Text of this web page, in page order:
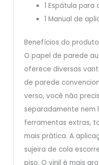
1 Espátula para
1 Manual de
Benefícios do produto
O papel de parede
oferece diversas
de parede
verso, você não
separadamente nem
ferramentas extras,
mais prática. A
sujeira de cola
piso. O vinil é mais